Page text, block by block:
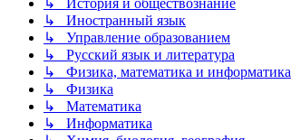
↳ Иностранный язык
↳ Управление образованием
↳ Русский язык и литература
↳ Физика, математика и информатика
↳ Физика
↳ Математика
↳ Информатика